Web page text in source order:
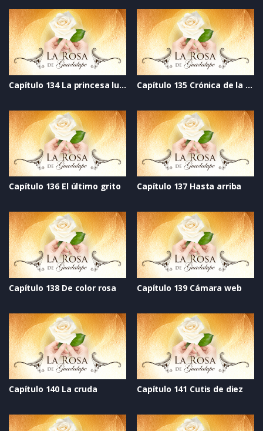
Capítulo 134 La princesa luna Capítulo 135 Crónica de la esperanza
Capítulo 136 El último grito Capítulo 137 Hasta arriba
Capítulo 138 De color rosa Capítulo 139 Cámara web
Capítulo 140 La cruda Capítulo 141 Cutis de diez